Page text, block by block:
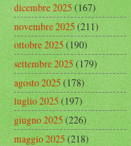
dicembre 2025(167)
novembre 2025(211)
ottobre 2025(190)
settembre 2025(179)
agosto 2025(178)
luglio 2025(197)
giugno 2025(226)
maggio 2025(218)